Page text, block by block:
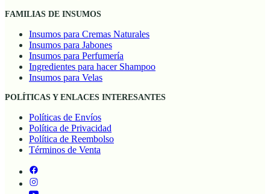
FAMILIAS DE INSUMOS
Insumos para Cremas Naturales
Insumos para Jabones
Insumos para Perfumería
Ingredientes para hacer Shampoo
Insumos para Velas
POLÍTICAS Y ENLACES INTERESANTES
Políticas de Envíos
Política de Privacidad
Política de Reembolso
Términos de Venta